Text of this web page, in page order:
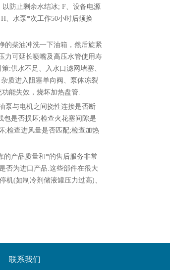
防止剩余水结冰; F、设备电源
、水泵*次工作50小时后须换
柴油冲洗一下油箱，然后旋紧
力可延长喷嘴及高压水管使用寿
:供水不足、入水口滤网堵塞、
质进入阻塞单向阀、泵体冻裂
能失效，烧坏加热盘管.
与电机之间挠性连接是否断
包是否损坏;检查火花塞间隙是
;检查进风量是否匹配;检查加热
的产品质量和*的售后服务非常
否为进口产品.这些部件在很大
机(如制冷剂储液罐压力过高)、
联系我们